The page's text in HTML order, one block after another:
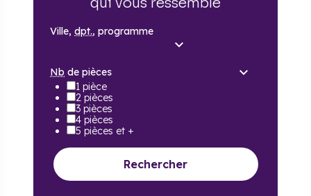
Ville, dpt., programme
Nb de pièces
1 pièce
2 pièces
3 pièces
4 pièces
5 pièces et +
Rechercher